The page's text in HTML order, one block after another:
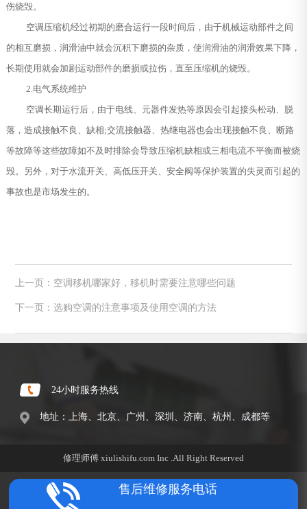
伤烧毁。
空调压缩机经过初期的磨合运行一段时间后，由于机械运动部件之间
的相互磨损，润滑油中就会沉积下磨损的杂质，使润滑油的润滑效果下降，
长期使用就会加剧运动部件的磨损或拉伤，直至压缩机的烧毁。
2.电气系统维护
空调长期运行后，由于电线、元器件发热等原因会引起接头松动、脱
落，造成接触不良、缺相;交流接触器、热继电器也会出现接触不良、断路
等故障等这些故障如不及时排除会导致压缩机缺相或三相电流不平衡而被烧
毁。另外，对于水流开关、高低压开关、安全阀等保护装置的失灵而引起的
事故也是市场发生的。
上一页：空调移机哪家好，移机时需要注意哪些问题
下一页：选购空调的注意事项及使用空调的方法
24小时服务热线
地址：上海、北京、广州、深圳、济南、杭州、成都等
修理师傅 xiulishifu.com Inc .All Right Reserved
售后维修服务电话